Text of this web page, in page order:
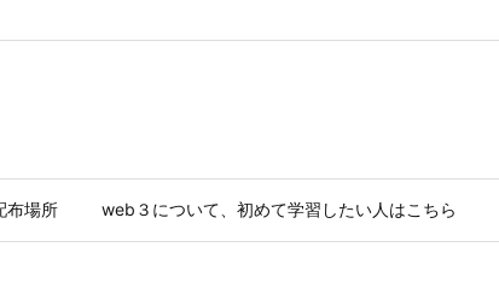
布場所 web３について、初めて学習したい人はこちら